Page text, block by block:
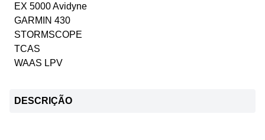
EX 5000 Avidyne
GARMIN 430
STORMSCOPE
TCAS
WAAS LPV
DESCRIÇÃO